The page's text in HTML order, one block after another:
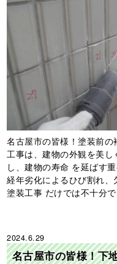
名古屋市の皆様！塗装前
工事は、建物の外観を美
し、建物の寿命 を延ばす
経年劣化によるひび割れ、
塗装工事 だけでは不十分
2024.6.29
名古屋市の皆様！下